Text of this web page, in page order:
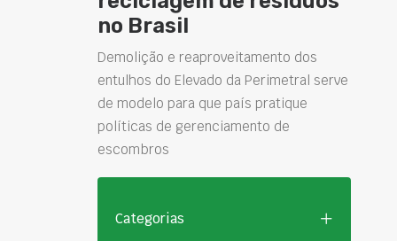
no Brasil
Demolição e reaproveitamento dos
entulhos do Elevado da Perimetral serve
de modelo para que país pratique
políticas de gerenciamento de
escombros
Categorias